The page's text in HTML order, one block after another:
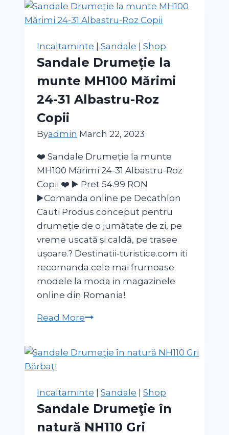
gonflabilă
AIR
4.1
4
Persoane
1
Incaltaminte | Sandale | Shop
Sandale Drumeție la
munte MH100 Mărimi
24-31 Albastru-Roz
Copii
Byadmin March 22, 2023
❤️ Sandale Drumeție la munte
MH100 Mărimi 24-31 Albastru-Roz
Copii ❤️ ▶️ Pret 54.99 RON
▶️Comanda online pe Decathlon
Cauti Produs conceput pentru
drumeție de o jumătate de zi, pe
vreme uscată și caldă, pe trasee
ușoare.? Destinatii-turistice.com iti
recomanda cele mai frumoase
modele la moda in magazinele
online din Romania!
Read MoreSandale
munte
24-
31
Albastru-
Incaltaminte | Sandale | Shop
Sandale Drumeţie în
natură NH110 Gri